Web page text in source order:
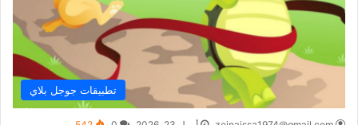
تطبيقات جوجل بلاي